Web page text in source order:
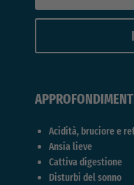
Acidità, bruciore e
Ansia lieve
Cattiva digestione
Disturbi del sonno